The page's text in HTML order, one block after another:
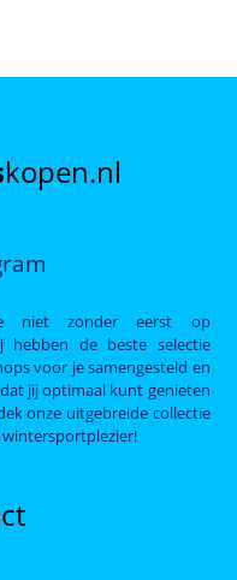
kopen.nl
niet zonder eerst op
hebben de beste selectie
voor je samengesteld en
jij optimaal kunt genieten
onze uitgebreide collectie